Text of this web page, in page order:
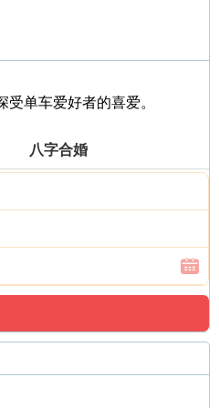
单车爱好者的喜爱。
八字合婚